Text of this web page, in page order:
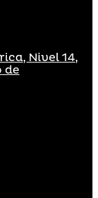
Nivel 14,
de